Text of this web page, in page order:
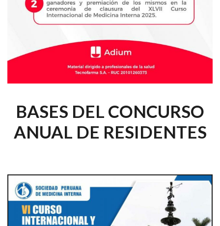
BASES DEL CONCURSO
ANUAL DE RESIDENTES